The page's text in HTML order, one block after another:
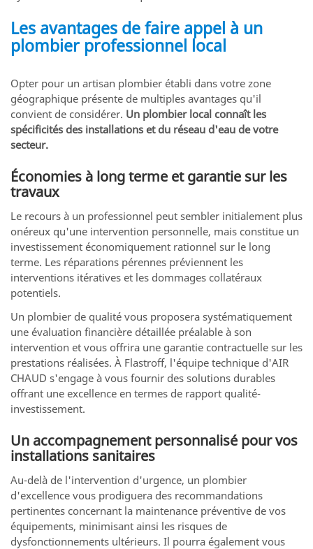
Les avantages de faire appel à un
plombier professionnel local
Opter pour un artisan plombier établi dans votre zone
géographique présente de multiples avantages qu'il
convient de considérer. Un plombier local connaît les
spécificités des installations et du réseau d'eau de votre
secteur.
Économies à long terme et garantie sur les
travaux
Le recours à un professionnel peut sembler initialement plus
onéreux qu'une intervention personnelle, mais constitue un
investissement économiquement rationnel sur le long
terme. Les réparations pérennes préviennent les
interventions itératives et les dommages collatéraux
potentiels.
Un plombier de qualité vous proposera systématiquement
une évaluation financière détaillée préalable à son
intervention et vous offrira une garantie contractuelle sur les
prestations réalisées. À Flastroff, l'équipe technique d'AIR
CHAUD s'engage à vous fournir des solutions durables
offrant une excellence en termes de rapport qualité-
investissement.
Un accompagnement personnalisé pour vos
installations sanitaires
Au-delà de l'intervention d'urgence, un plombier
d'excellence vous prodiguera des recommandations
pertinentes concernant la maintenance préventive de vos
équipements, minimisant ainsi les risques de
dysfonctionnements ultérieurs. Il pourra également vous